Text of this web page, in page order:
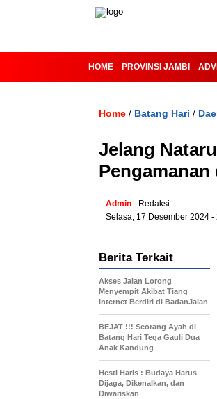
HOME PROVINSI JAMBI
Home / Batang Hari /
Jelang
Pengamanan
Admin - Redaksi
Selasa, 17 Desember 2024 -
Berita Terkait
Akses Jalan Lorong
Menyempit Akibat Tiang
Internet Berdiri di BadanJalan
BEJAT !!! Seorang Ayah di
Batang Hari Tega Gauli Dua
Anak Kandung
Hesti Haris : Budaya Harus
Dijaga, Dikenalkan, dan
Diwariskan